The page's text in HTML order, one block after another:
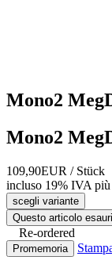
Mono2
Mono2
109,90EUR / Stück
incluso 19% IVA
scegli variante
Questo articolo
Re-ordered
Promemoria